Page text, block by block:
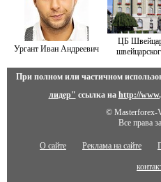
Ургант Иван Андреевич
ЦБ
При полном или частичном
лидер" ссылка на http://
© Masterforex-
Все права
О сайте Реклама на сайте